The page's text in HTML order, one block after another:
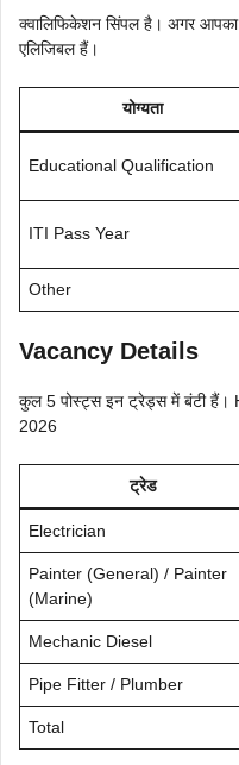
क्वालिफिकेशन सिंपल है। अगर
एलिजिबल हैं।
योग्यता
Educational Qualification
ITI Pass Year
Other
Vacancy Details
कुल 5 पोस्ट्स इन ट्रेड्स में बंटी
2026
ट्रेड
Electrician
Painter (General) / Painter
(Marine)
Mechanic Diesel
Pipe Fitter / Plumber
Total